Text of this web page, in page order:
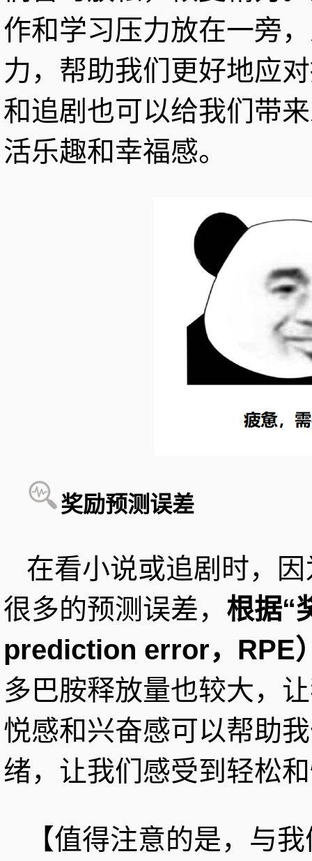
作和学习压力放在一旁
力，帮助我们更好地应
和追剧也可以给我们带
活乐趣和幸福感。
奖励预测误差
在看小说或追剧时，
很多的预测误差， 根据“
prediction error，RPE
多巴胺释放量也较大，
悦感和兴奋感可以帮助
绪，让我们感受到轻松
【值得注意的是，与